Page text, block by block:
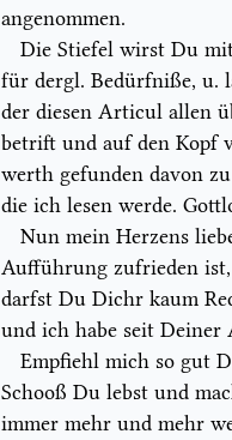
angenommen.
Die Stiefel wirst Du
für dergl. Bedürfniße, u.
der diesen Articul allen
betrift und auf den Kopf
werth gefunden davon
die ich lesen werde.
Nun mein Herzens
Aufführung zufrieden
darfst Du Dichr kaum
und ich habe seit Deiner
Empfiehl mich so gut
Schooß Du lebst und
immer mehr und mehr